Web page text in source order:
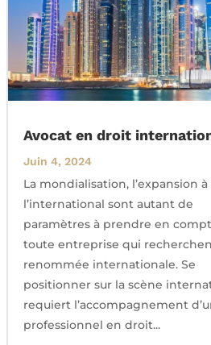
Avocat en droit
Juin 4, 2024
La mondialisation, l’expansion à
l’international sont autant de
paramètres à prendre en
toute entreprise qui
renommée internationale. Se
positionner sur la scène
requiert l’accompagnement
professionnel en droit...